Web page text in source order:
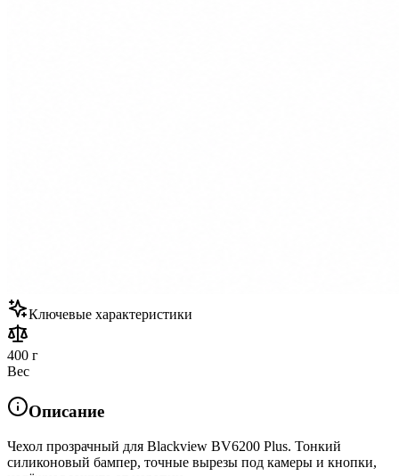
Ключевые характеристики
400 г
Вес
Описание
Чехол прозрачный для Blackview BV6200 Plus. Тонкий
силиконовый бампер, точные вырезы под камеры и кнопки,